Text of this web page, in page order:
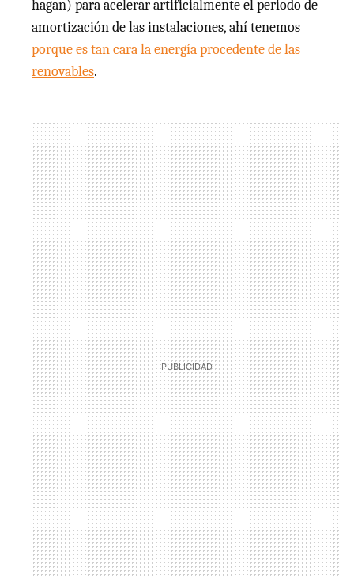
hagan) para acelerar artificialmente el periodo de
amortización de las instalaciones, ahí tenemos
porque es tan cara la energía procedente de las
renovables.